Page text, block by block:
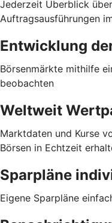
Jederzeit Überblick
Auftragsausführungen
Entwicklung
Börsenmärkte mithilfe
beobachten
Weltweit
Marktdaten und Kurse
Börsen in Echtzeit
Sparpläne
Eigene Sparpläne